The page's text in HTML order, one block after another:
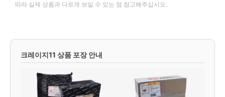
따라 실제 상품과 다르게 보일 수 있는 점 참고해주십시오.
크레이지11 상품 포장 안내